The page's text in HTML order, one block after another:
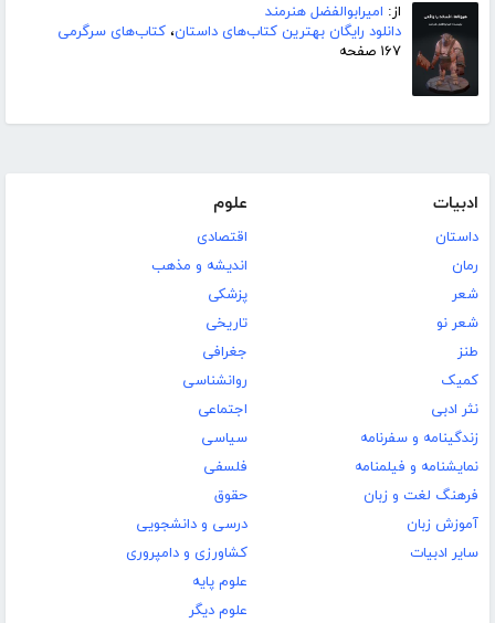
از: امیرابوالفضل هنرمند
دانلود رایگان بهترین کتاب‌های داستان، کتاب‌های سرگرمی
۱۶۷ صفحه
ادبیات
داستان
رمان
شعر
شعر نو
طنز
کمیک
نثر ادبی
زندگینامه و سفرنامه
نمایشنامه و فیلمنامه
فرهنگ لغت و زبان
آموزش زبان
سایر ادبیات
علوم
اقتصادی
اندیشه و مذهب
پزشکی
تاریخی
جغرافی
روانشناسی
اجتماعی
سیاسی
فلسفی
حقوق
درسی و دانشجویی
کشاورزی و دامپروری
علوم پایه
علوم دیگر